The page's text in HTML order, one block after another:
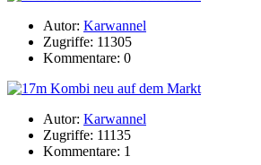
Autor: Karwannel
Zugriffe: 11305
Kommentare: 0
Autor: Karwannel
Zugriffe: 11135
Kommentare: 1